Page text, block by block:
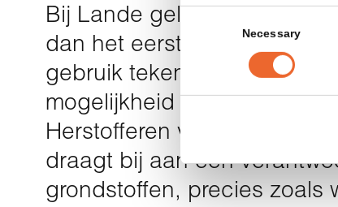
Necessary
Bij Lande geloven we dat
dan het eerste ontwerp.
gebruik tekenen van
mogelijkheid om jouw
Herstofferen verlengt de
draagt bij aan een
grondstoffen, precies zoals